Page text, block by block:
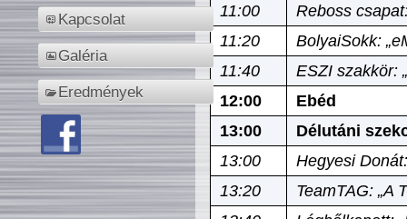
Kapcsolat
Galéria
Eredmények
11:00
Reboss
11:20
BolyaiSokk:
11:40
ESZI szakkör:
12:00
Ebéd
13:00
Délutáni
13:00
Hegyesi
13:20
TeamTAG: „A